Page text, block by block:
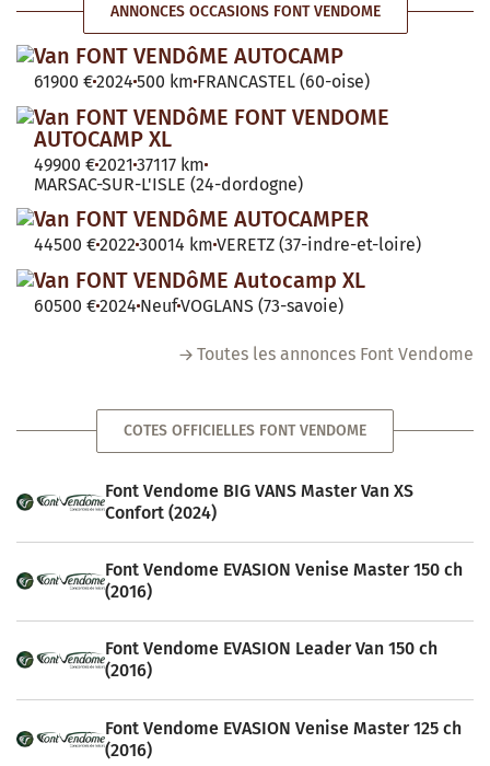
ANNONCES OCCASIONS FONT VENDOME
Van FONT VENDôME AUTOCAMP
61900 €2024 500 km FRANCASTEL (60-oise)
Van FONT VENDôME FONT VENDOME
AUTOCAMP XL
49900 €2021 37117 km
MARSAC-SUR-L'ISLE (24-dordogne)
Van FONT VENDôME AUTOCAMPER
44500 €2022 30014 km VERETZ (37-indre-et-loire)
Van FONT VENDôME Autocamp XL
60500 €2024 NeufVOGLANS (73-savoie)
Toutes les annonces Font Vendome
COTES OFFICIELLES FONT VENDOME
Font Vendome BIG VANS Master Van XS
Confort (2024)
Font Vendome EVASION Venise Master 150 ch
(2016)
Font Vendome EVASION Leader Van 150 ch
(2016)
Font Vendome EVASION Venise Master 125 ch
(2016)